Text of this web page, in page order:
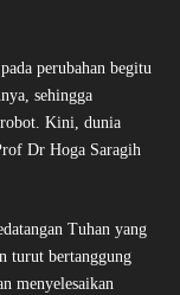
perubahan begitu
sehingga
robot. Kini, dunia
Dr Hoga Saragih
Tuhan yang
turut bertanggung
menyelesaikan